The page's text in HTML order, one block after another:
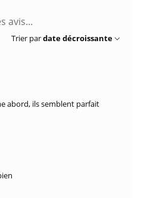
Trier pardate décroissante
abord, ils semblent parfait